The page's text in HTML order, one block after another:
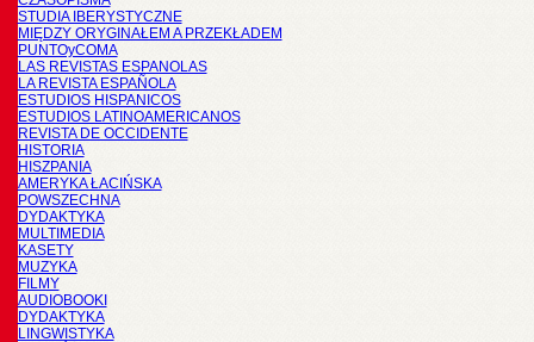
STUDIA IBERYSTYCZNE
MIĘDZY ORYGINAŁEM A PRZEKŁADEM
PUNTOyCOMA
LAS REVISTAS ESPANOLAS
LA REVISTA ESPAÑOLA
ESTUDIOS HISPANICOS
ESTUDIOS LATINOAMERICANOS
REVISTA DE OCCIDENTE
HISTORIA
HISZPANIA
AMERYKA ŁACIŃSKA
POWSZECHNA
DYDAKTYKA
MULTIMEDIA
KASETY
MUZYKA
FILMY
AUDIOBOOKI
DYDAKTYKA
LINGWISTYKA